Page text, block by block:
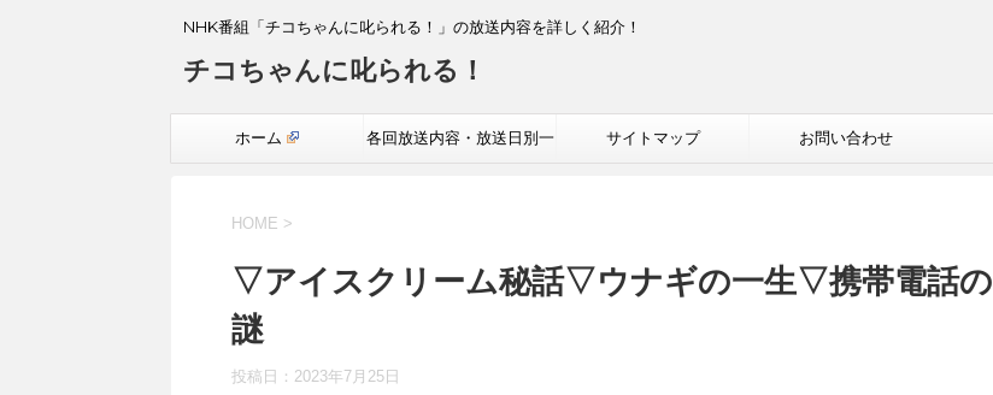
NHK番組「チコちゃんに叱られる！」の放送内容を詳しく紹介！
チコちゃんに叱られる！
ホーム 各回放送内容・放送日別一 サイトマップ お問い合わせ
HOME >
▽アイスクリーム秘話▽ウナギの一生▽携帯電話の
謎
投稿日： 2023年7月25日